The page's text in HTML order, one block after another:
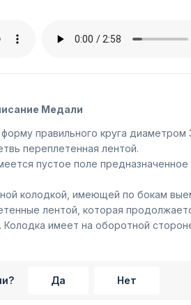
Медали
правильного круга
переплетенная лентой.
пустое поле
колодкой, имеющей по бокам
лентой, которая
имеет на оборотной
Да Нет